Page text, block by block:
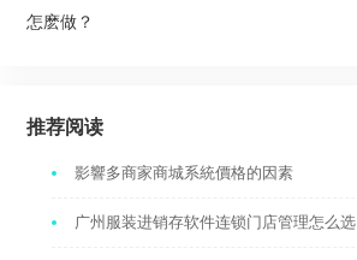
怎麽做？
推荐阅读
影響多商家商城系統價格的因素
广州服装进销存软件连锁门店管理怎么选